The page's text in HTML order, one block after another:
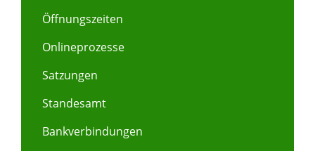
Öffnungszeiten
Onlineprozesse
Satzungen
Standesamt
Bankverbindungen